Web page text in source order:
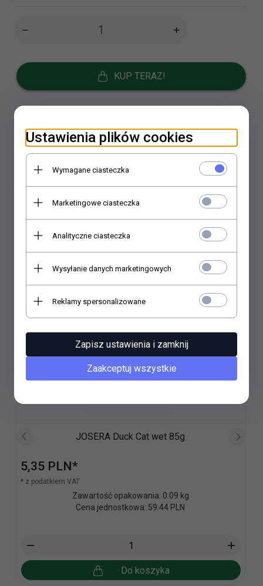
KUP TERAZ!
OPIS PRODUKTU
Polecamy
JOSERA Duck Cat wet 85g
5,35 PLN*
* z podatkiem VAT
Zawartość opakowania: 0.09 kg
Cena jednostkowa: 59.44 PLN
Do koszyka
Ustawienia plików cookies
Wymagane ciasteczka
Marketingowe ciasteczka
Analityczne ciasteczka
Wysyłanie danych marketingowych
Reklamy spersonalizowane
Zapisz ustawienia i zamknij
Zaakceptuj wszystkie